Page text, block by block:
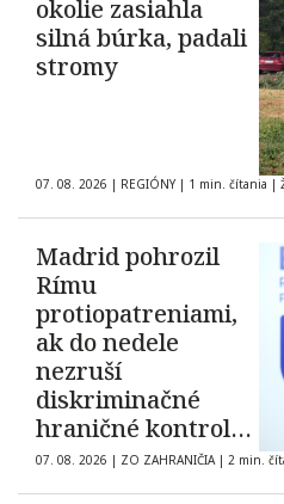
okolie zasiahla
silná búrka, padali
stromy
07. 08. 2026 | REGIÓNY | 1 min. čítania |
Madrid pohrozil
Rímu
protiopatreniami,
ak do nedele
nezruší
diskriminačné
hraničné kontroly
španielskych
občanov
07. 08. 2026 | ZO ZAHRANIČIA | 2 min.